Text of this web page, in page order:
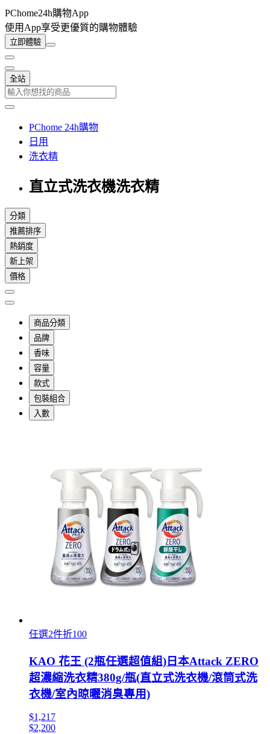
PChome24h購物App
使用App享受更優質的購物體驗
立即體驗
全站
PChome 24h購物
日用
洗衣精
直立式洗衣機洗衣精
分類
推薦排序
熱銷度
新上架
價格
商品分類
品牌
香味
容量
款式
包裝組合
入數
任選2件折100
KAO 花王 (2瓶任選超值組)日本Attack ZERO
超濃縮洗衣精380g/瓶(直立式洗衣機/滾筒式洗
衣機/室內晾曬消臭專用)
$1,217
$2,200